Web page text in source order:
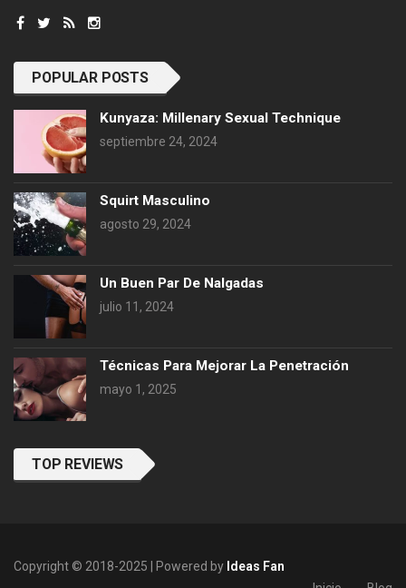
POPULAR POSTS
Kunyaza: Millenary Sexual Technique
septiembre 24, 2024
Squirt Masculino
agosto 29, 2024
Un Buen Par De Nalgadas
julio 11, 2024
Técnicas Para Mejorar La Penetración
mayo 1, 2025
TOP REVIEWS
Copyright © 2018-2025 | Powered by Ideas Fan